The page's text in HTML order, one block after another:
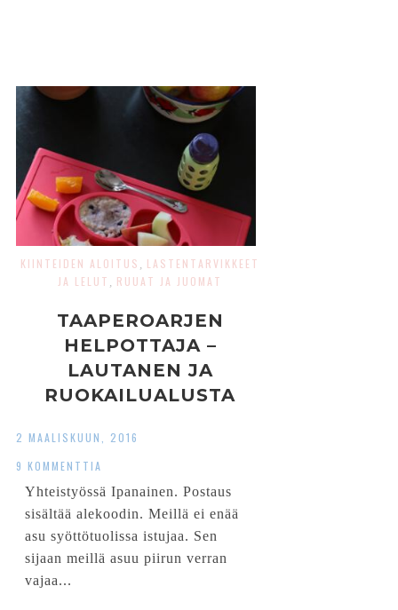
KIINTEIDEN ALOITUS
LASTENTARVIKKEET
JA LELUT
RUUAT JA JUOMAT
TAAPEROARJEN
HELPOTTAJA –
LAUTANEN JA
RUOKAILUALUSTA
2 MAALISKUUN, 2016
9 KOMMENTTIA
Yhteistyössä Ipanainen. Postaus
sisältää alekoodin. Meillä ei enää
asu syöttötuolissa istujaa. Sen
sijaan meillä asuu piirun verran
vajaa...